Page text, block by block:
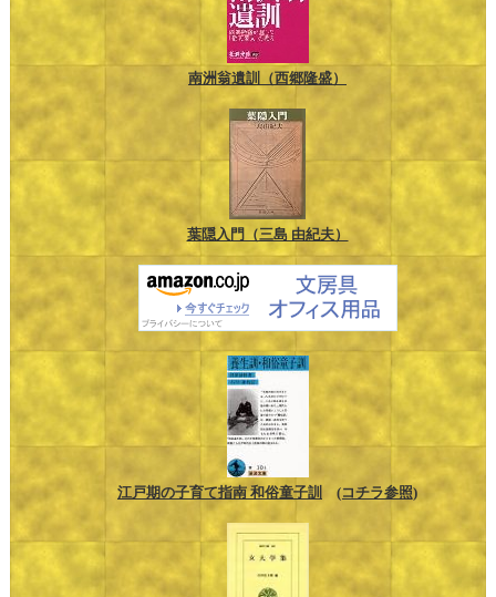
南洲翁遺訓（西郷隆盛）
葉隠入門（三島 由紀夫）
江戸期の子育て指南 和俗童子訓 (コチラ参照)